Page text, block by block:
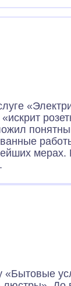
мерах.
«Бытовые